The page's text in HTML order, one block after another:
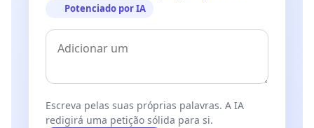
Potenciado por IA
Escreva pelas suas próprias palavras. A IA
redigirá uma petição sólida para si.